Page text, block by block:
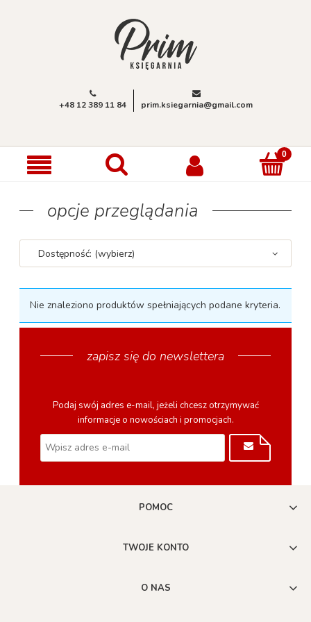
+48 12 389 11 84 prim.ksiegarnia@gmail.com
opcje przeglądania
Dostępność: (wybierz)
Nie znaleziono produktów spełniających podane kryteria.
zapisz się do newslettera
Podaj swój adres e-mail, jeżeli chcesz otrzymywać
informacje o nowościach i promocjach.
POMOC
TWOJE KONTO
O NAS